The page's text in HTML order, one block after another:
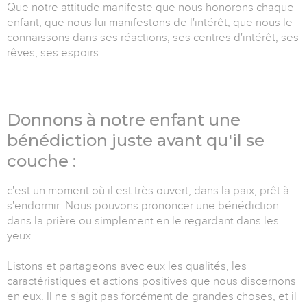
Que notre attitude manifeste que nous honorons chaque
enfant, que nous lui manifestons de l'intérêt, que nous le
connaissons dans ses réactions, ses centres d'intérêt, ses
rêves, ses espoirs.
Donnons à notre enfant une
bénédiction juste avant qu'il se
couche :
c'est un moment où il est très ouvert, dans la paix, prêt à
s'endormir. Nous pouvons prononcer une bénédiction
dans la prière ou simplement en le regardant dans les
yeux.
Listons et partageons avec eux les qualités, les
caractéristiques et actions positives que nous discernons
en eux. Il ne s'agit pas forcément de grandes choses, et il